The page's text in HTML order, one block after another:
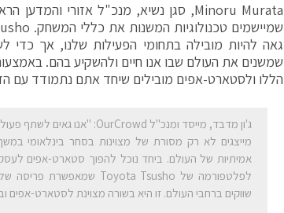
גאה להיות מובילה בתחומי הפעילות שלנו, אך כדי
הללו ולסטארט-אפים מובילים שיחד אתם נתמודד עם
אמיתיות של העולם. ביחד נוכל להפוך סטארט-אפים
שווקים ברחבי העולם. זו היא בשורה מצוינת לסטארט-אפים